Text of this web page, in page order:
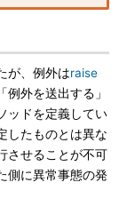
が、例外はraise
外を送出する」
ッドを定義してい
したものとは異な
させることが不可
側に異常事態の発